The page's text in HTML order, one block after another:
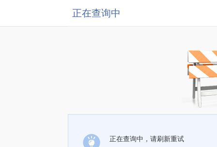
正在查询中
正在查询中，请刷新重试